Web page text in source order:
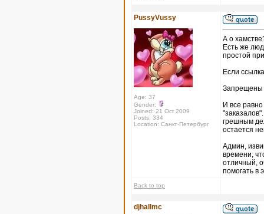
PussyVussy
Age: 37
Gender:
Joined: 21 Oct 2009
Posts: 334
Location: Санкт-Петербург
А о
Есть же
простой
Если
Запрещены
И все
грешным
остается
Админ,
времени,
отличный,
помогать в
Back to top
djhallmc